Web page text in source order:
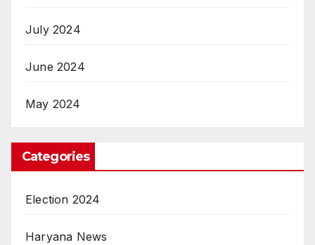
July 2024
June 2024
May 2024
Categories
Election 2024
Haryana News